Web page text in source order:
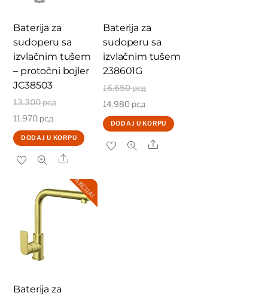
Baterija za
sudoperu sa
izvlačnim tušem
– protočni bojler
JC38503
13.300рсд
je
13.300 рсд.
11.970 рсд
cena
11.970 рсд.
DODAJ U KORPU
Share
Baterija za
sudoperu sa
izvlačnim tušem
238601G
16.650рсд
je
16.650 рсд.
14.980 рсд
cena
14.980 рсд.
DODAJ U KORPU
Share
AKCIJA!
Baterija za